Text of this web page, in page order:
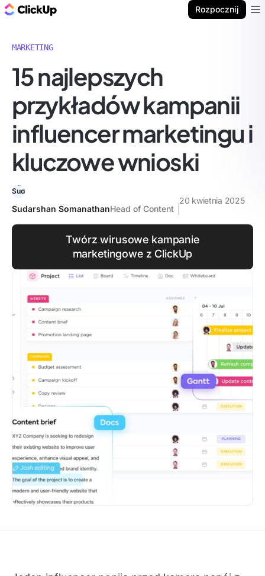
Rozpocznij
MARKETING
15 najlepszych
przykładów kampanii
influencer marketingu i
kluczowe wnioski
Sudarshan SomanathanHead of Content
20 kwietnia 2025
Twórz wirusowe kampanie
marketingowe z ClickUp